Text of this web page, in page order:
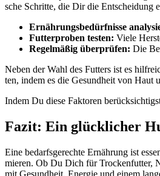
sche Schrit­te, die Dir die Ent­schei­dung
Ernäh­rungs­be­dürf­nis­se
Fut­ter­pro­ben tes­ten: Vie­le
Regel­mä­ßig über­prü­fen: Die
Neben der Wahl des Fut­ters ist es
ten, indem es die Gesund­heit von Haut
Indem Du die­se Fak­to­ren
Fazit: Ein glück­li­cher
Eine bedarfs­ge­rech­te Ernäh­rung ist
mie­ren. Ob Du Dich für Tro­cken­fut­ter,
mit Gesund­heit, Ener­gie und einem